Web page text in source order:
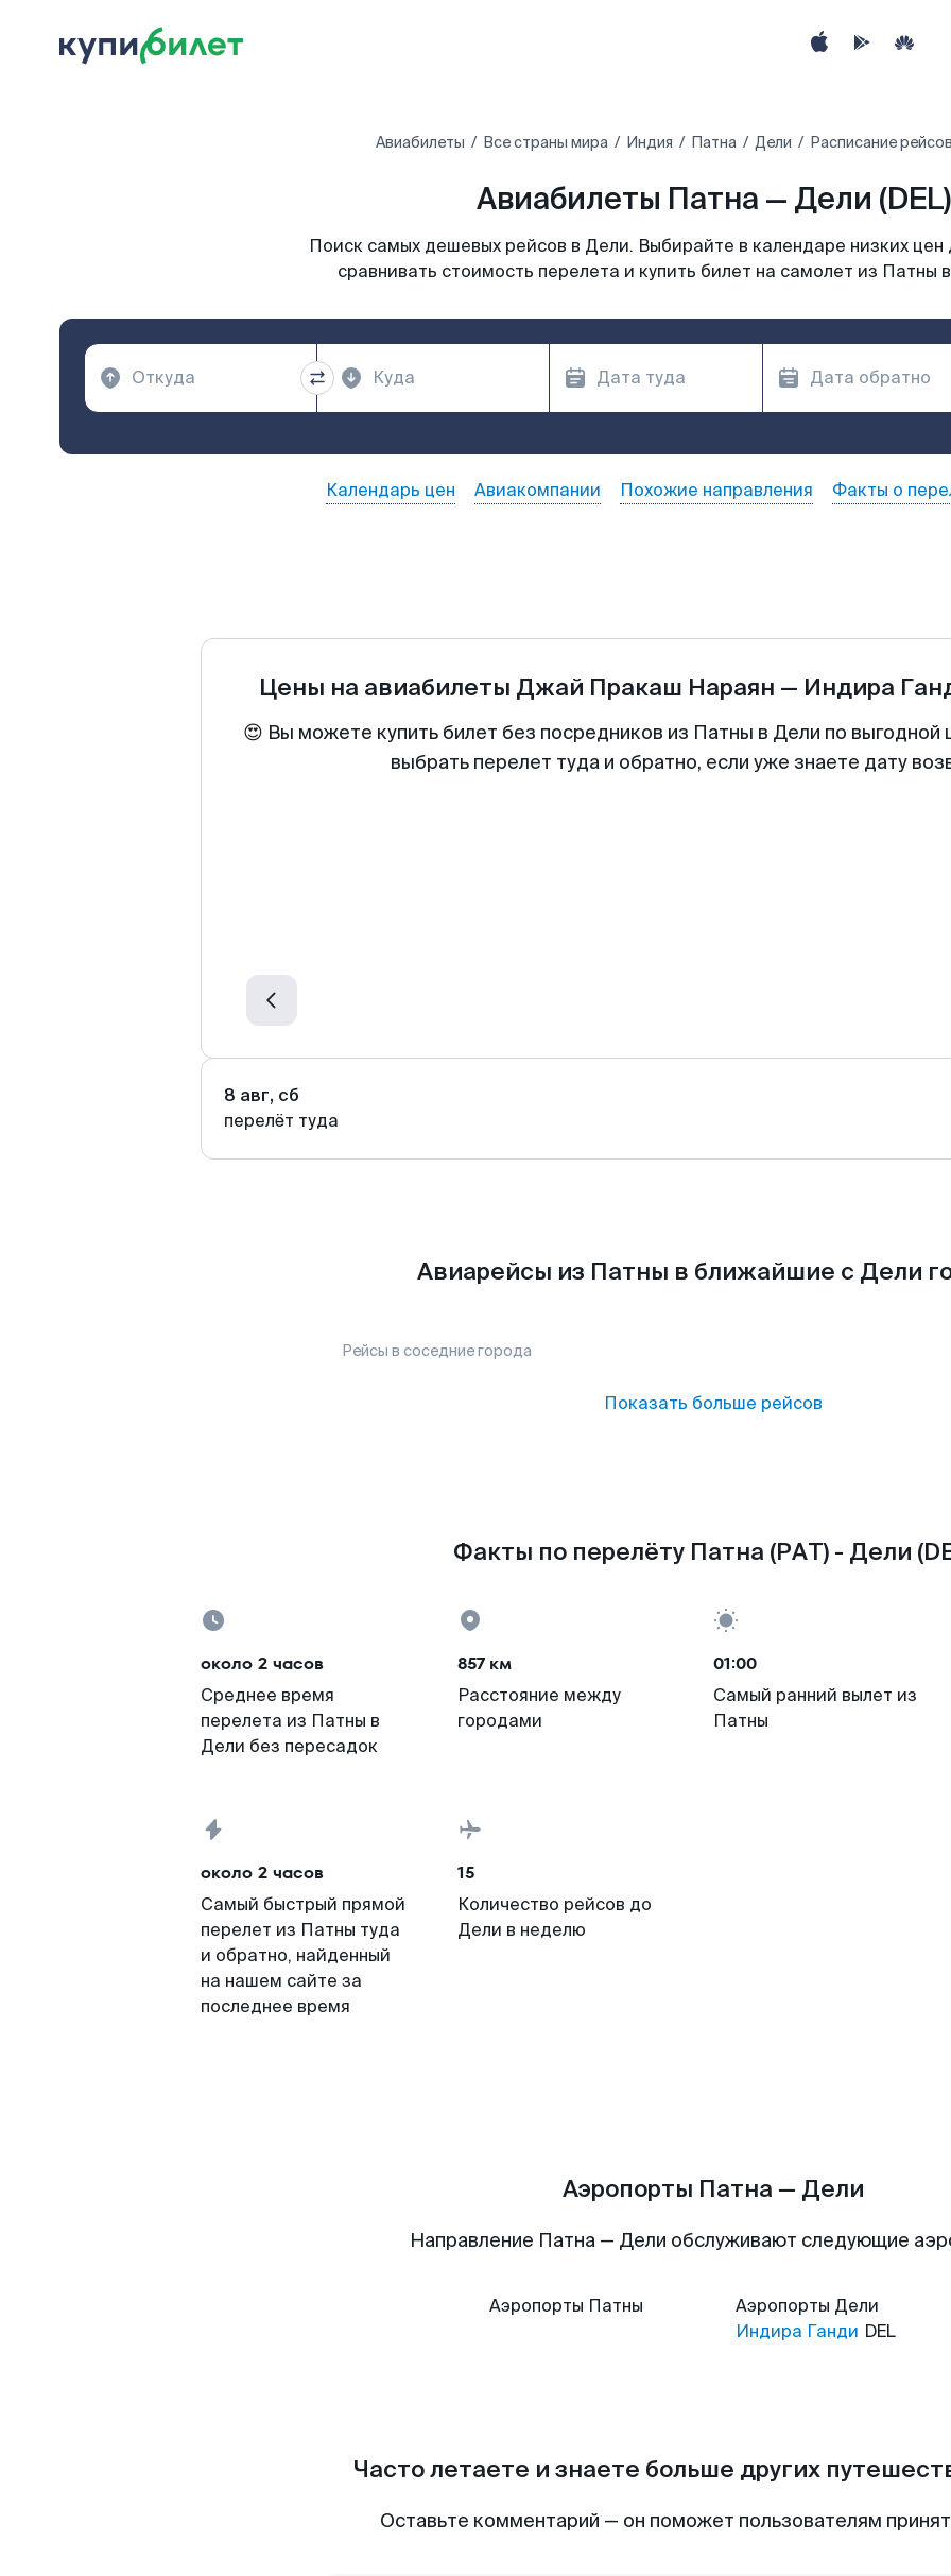
Авиабилеты Все страны мира Индия Патна Дели Расписание
Авиабилеты Патна — Дели (DEL)
Поиск самых дешевых рейсов в Дели. Выбирайте в календаре низких цен
сравнивать стоимость перелета и купить билет на самолет из Патны
Календарь цен Авиакомпании Похожие направления Факты о
Цены на авиабилеты Джай Пракаш Нараян — Индира
😍 Вы можете купить билет без посредников из Патны в Дели по
выбрать перелет туда и обратно, если уже знаете дату
8 авг, сб
перелёт туда
Авиарейсы из Патны в ближайшие с Дели
Рейсы в соседние города
Показать больше рейсов
Факты по перелёту Патна (PAT) - Дели
около 2 часов
Среднее время
перелета из Патны в
Дели без пересадок
857 км
Расстояние между
городами
01:00
Самый ранний вылет из
Патны
около 2 часов
Самый быстрый прямой
перелет из Патны туда
и обратно, найденный
на нашем сайте за
последнее время
15
Количество рейсов до
Дели в неделю
Аэропорты Патна — Дели
Направление Патна — Дели обслуживают следующие
Аэропорты Патны Аэропорты Дели
Индира Ганди DEL
Часто летаете и знаете больше других
Оставьте комментарий — он поможет пользователям